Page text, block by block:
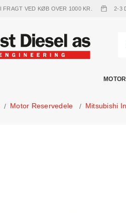
FRAGT VED KØB OVER 1000 KR. 2-3
Motor Reservedele Mitsubishi